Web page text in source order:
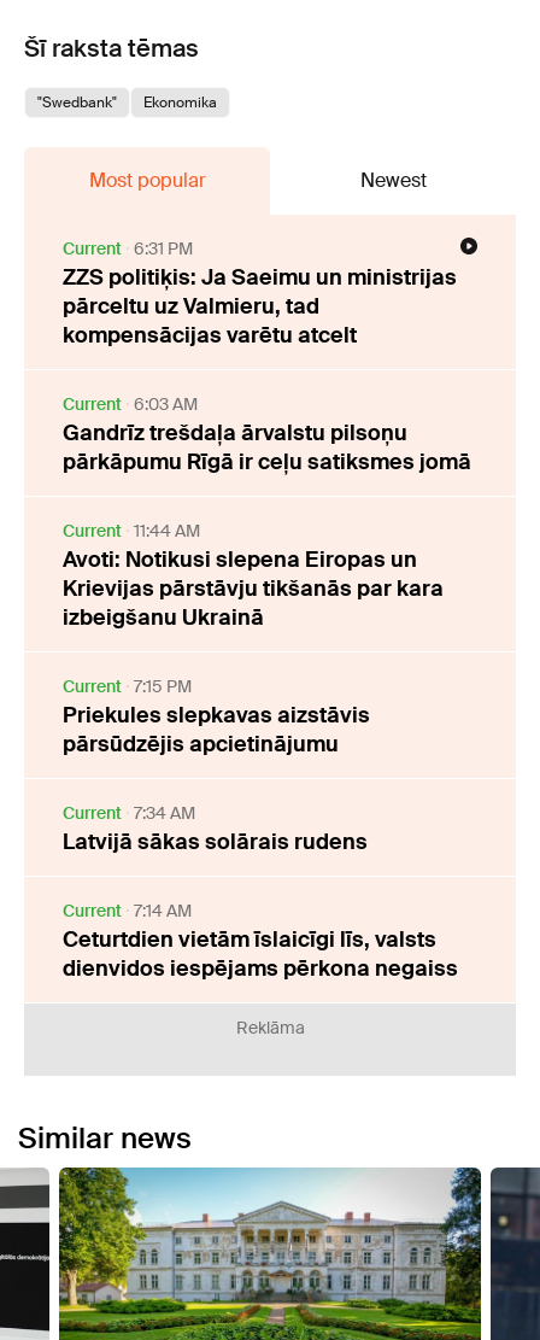
Šī raksta tēmas
"Swedbank" Ekonomika
Most popular Newest
Current 6:31 PM
ZZS politiķis: Ja Saeimu un ministrijas
pārceltu uz Valmieru, tad
kompensācijas varētu atcelt
Current 6:03 AM
Gandrīz trešdaļa ārvalstu pilsoņu
pārkāpumu Rīgā ir ceļu satiksmes jomā
Current 11:44 AM
Avoti: Notikusi slepena Eiropas un
Krievijas pārstāvju tikšanās par kara
izbeigšanu Ukrainā
Current 7:15 PM
Priekules slepkavas aizstāvis
pārsūdzējis apcietinājumu
Current 7:34 AM
Latvijā sākas solārais rudens
Current 7:14 AM
Ceturtdien vietām īslaicīgi līs, valsts
dienvidos iespējams pērkona negaiss
Reklāma
Similar news